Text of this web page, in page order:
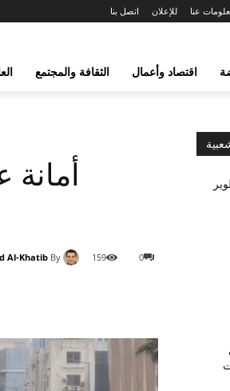
اتصل بنا للإعلان عنا
اقتصاد وأعمال الثقافة والمجتمع
By
Al-Khatib 0
159